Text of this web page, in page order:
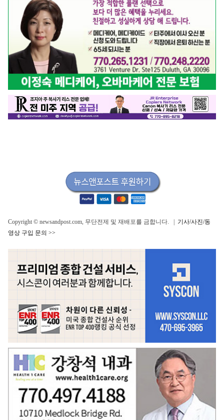
Copyright © newsandpost.com, 무단전제 및 재배포를 금합니다. | 기사/사진/동
영상 구입 문의 >>